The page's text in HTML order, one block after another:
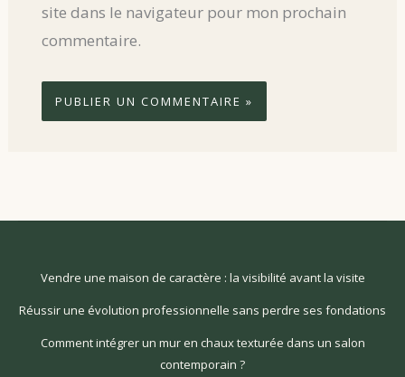
site dans le navigateur pour mon prochain
commentaire.
Vendre une maison de caractère : la visibilité avant la visite
Réussir une évolution professionnelle sans perdre ses fondations
Comment intégrer un mur en chaux texturée dans un salon
contemporain ?